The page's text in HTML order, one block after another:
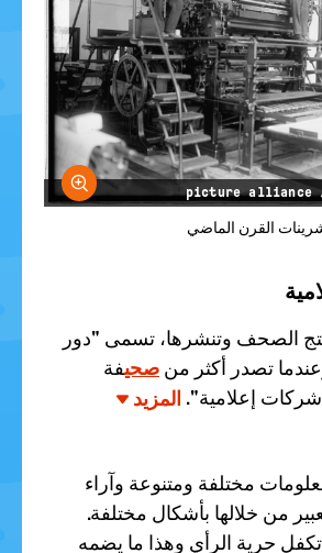
القرن الماضي
الصحف وتنشرها، تسمى "دور
تصدر أكثر من صحيفة
إعلامية". المزيد
مختلفة ومتنوعة وآراء
من خلالها بأشكال مختلفة.
تكفل حرية الرأي وهذا ما يضمه